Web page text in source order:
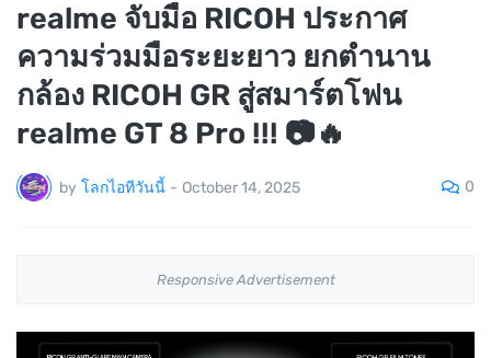
realme จับมือ RICOH ประกาศ
ความร่วมมือระยะยาว ยกตำนาน
กล้อง RICOH GR สู่สมาร์ตโฟน
realme GT 8 Pro !!! 📷🔥
by โลกไอทีวันนี้ - October 14, 2025 0
Responsive Advertisement